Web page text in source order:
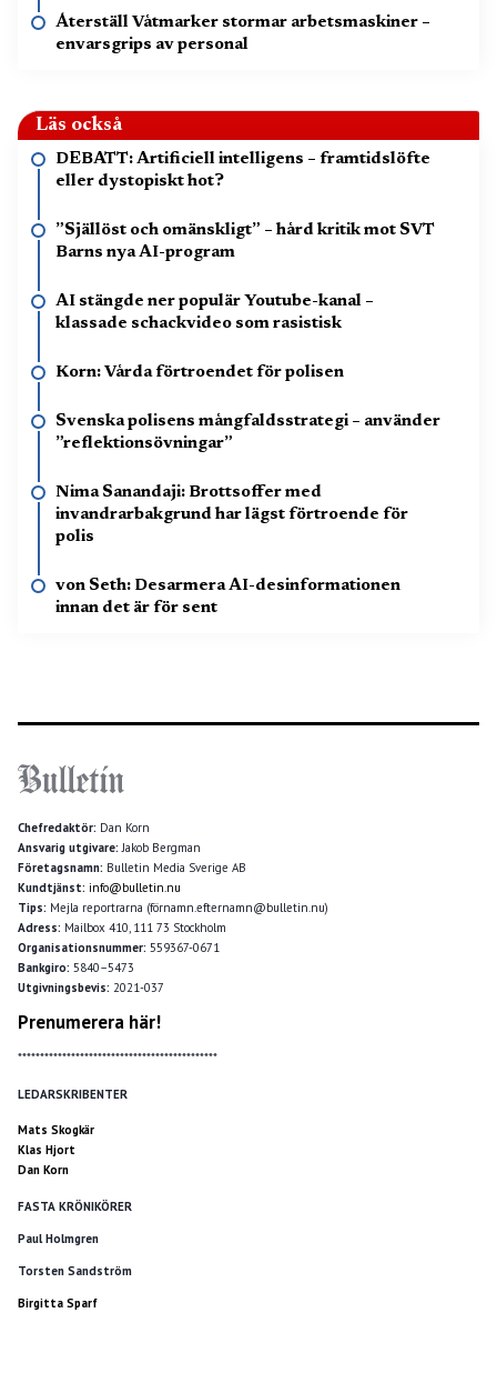
Återställ Våtmarker stormar arbetsmaskiner –
envarsgrips av personal
Läs också
DEBATT: Artificiell intelligens – framtidslöfte
eller dystopiskt hot?
”Själlöst och omänskligt” – hård kritik mot SVT
Barns nya AI-program
AI stängde ner populär Youtube-kanal –
klassade schackvideo som rasistisk
Korn: Vårda förtroendet för polisen
Svenska polisens mångfaldsstrategi – använder
”reflektionsövningar”
Nima Sanandaji: Brottsoffer med
invandrarbakgrund har lägst förtroende för
polis
von Seth: Desarmera AI-desinformationen
innan det är för sent
Chefredaktör: Dan Korn
Ansvarig utgivare: Jakob Bergman
Företagsnamn: Bulletin Media Sverige AB
Kundtjänst: info@bulletin.nu
Tips: Mejla reportrarna (förnamn.efternamn@bulletin.nu)
Adress: Mailbox 410, 111 73 Stockholm
Organisationsnummer: 559367-0671
Bankgiro: 5840–5473
Utgivningsbevis: 2021-037
Prenumerera här!
*********************************************
LEDARSKRIBENTER
Mats Skogkär
Klas Hjort
Dan Korn
FASTA KRÖNIKÖRER
Paul Holmgren
Torsten Sandström
Birgitta Sparf